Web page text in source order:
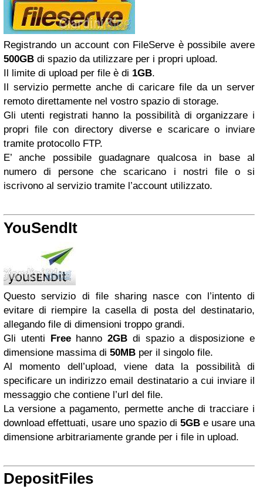
Registrando un account con FileServe è possibile avere
500GB di spazio da utilizzare per i propri upload.
Il limite di upload per file è di 1GB.
Il servizio permette anche di caricare file da un server
remoto direttamente nel vostro spazio di storage.
Gli utenti registrati hanno la possibilità di organizzare i
propri file con directory diverse e scaricare o inviare
tramite protocollo FTP.
E’ anche possibile guadagnare qualcosa in base al
numero di persone che scaricano i nostri file o si
iscrivono al servizio tramite l’account utilizzato.
YouSendIt
Questo servizio di file sharing nasce con l’intento di
evitare di riempire la casella di posta del destinatario,
allegando file di dimensioni troppo grandi.
Gli utenti Freehanno2GB di spazio a disposizione e
dimensione massima di 50MB per il singolo file.
Al momento dell’upload, viene data la possibilità di
specificare un indirizzo email destinatario a cui inviare il
messaggio che contiene l’url del file.
La versione a pagamento, permette anche di tracciare i
download effettuati, usare uno spazio di 5GB e usare una
dimensione arbitrariamente grande per i file in upload.
DepositFiles